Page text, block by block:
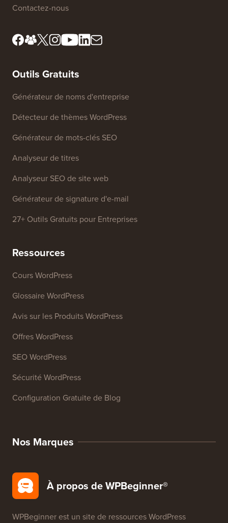
Contactez-nous
Outils Gratuits
Générateur de noms d'entreprise
Détecteur de thèmes WordPress
Générateur de mots-clés SEO
Analyseur de titres
Analyseur SEO de site web
Générateur de signature d'e-mail
27+ Outils Gratuits pour Entreprises
Ressources
Cours WordPress
Glossaire WordPress
Avis sur les Produits WordPress
Offres WordPress
SEO WordPress
Sécurité WordPress
Configuration Gratuite de Blog
Nos Marques
À propos de WPBeginner®
WPBeginner est un site de ressources WordPress